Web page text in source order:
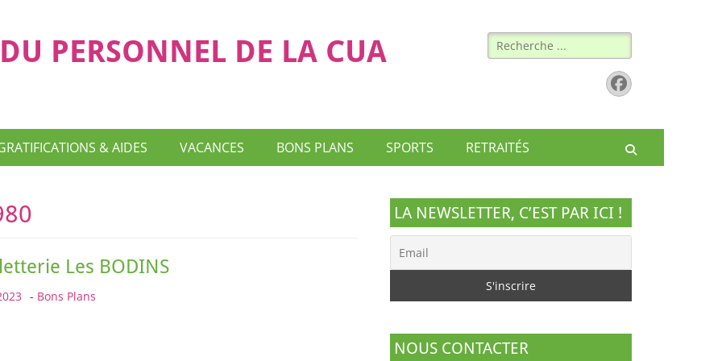
PERSONNEL DE LA CUA Rechercher :
Facebook
& AIDES VACANCES BONS PLANS SPORTS RETRAITÉS
Les BODINS
- Bons Plans
LA NEWSLETTER, C’EST PAR ICI !
NOUS CONTACTER